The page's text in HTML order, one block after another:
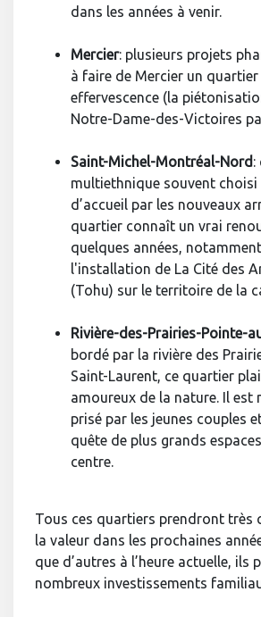
dans les années à venir.
Mercier: plusieurs projets
à faire de Mercier un quartier
effervescence (la
Notre-Dame-des-Victoires
Saint-Michel-Montréal-Nord:
multiethnique souvent choisi
d’accueil par les nouveaux
quartier connaît un vrai
quelques années,
l'installation de La Cité des
(Tohu) sur le territoire de la
Rivière-des-Prairies-Pointe-
bordé par la rivière des
Saint-Laurent, ce quartier
amoureux de la nature. Il est
prisé par les jeunes couples
quête de plus grands
centre.
Tous ces quartiers prendront très
la valeur dans les prochaines
que d’autres à l’heure actuelle, ils
nombreux investissements